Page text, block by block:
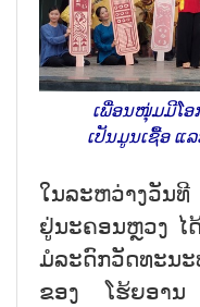
ເພື່ອນໜຸ່ມມີໂອ
ເປັນມູນເຊື້ອ ແ
ໃນລະຫວ່າງວັນ
ຢູ່ນະຄອນຫຼວງ ໄ
ມໍລະດົກວັດທະນະ
ຂອງ ໂຮ້ຍອາ